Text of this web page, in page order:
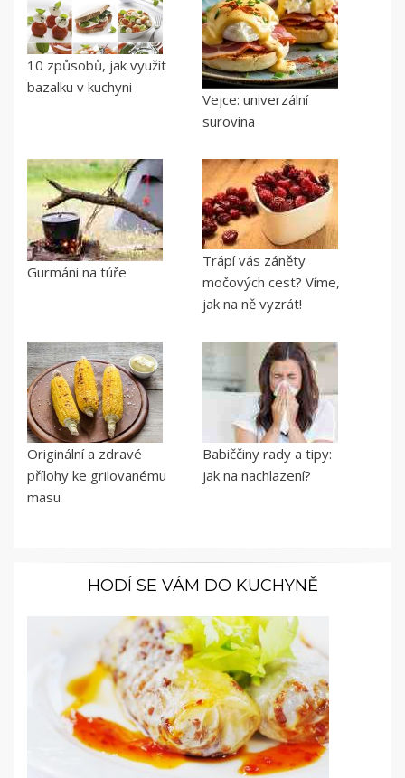
10 způsobů, jak využít
bazalku v kuchyni
Vejce: univerzální
surovina
Gurmáni na túře
Trápí vás záněty
močových cest? Víme,
jak na ně vyzrát!
Originální a zdravé
přílohy ke grilovanému
masu
Babiččiny rady a tipy:
jak na nachlazení?
HODÍ SE VÁM DO KUCHYNĚ